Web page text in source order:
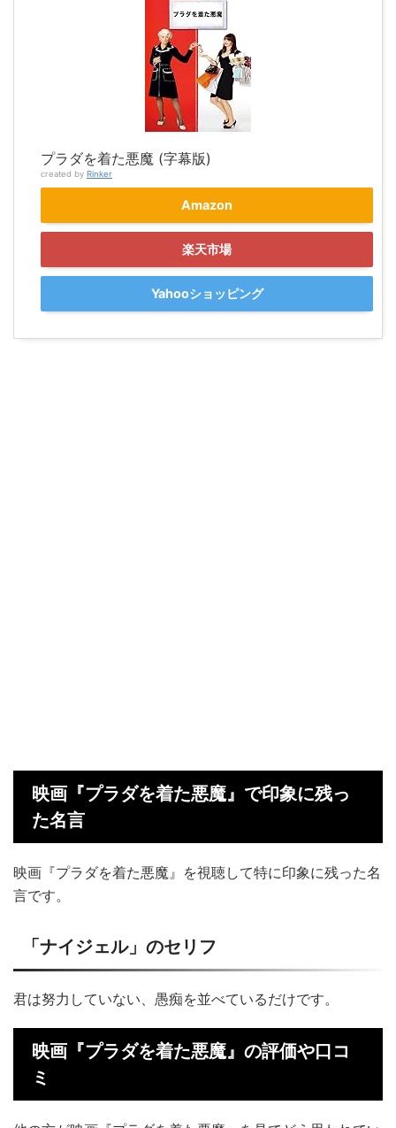
プラダを着た悪魔 (字幕版)
created by Rinker
Amazon
楽天市場
Yahooショッピング
映画『プラダを着た悪魔』で印象に残っ
た名言
映画『プラダを着た悪魔』を視聴して特に印象に残った名
言です。
「ナイジェル」のセリフ
君は努力していない、愚痴を並べているだけです。
映画『プラダを着た悪魔』の評価や口コ
ミ